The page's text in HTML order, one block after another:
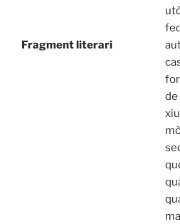
Fragment literari
de